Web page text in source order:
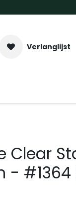
Verlanglijst
Clear
- #1364